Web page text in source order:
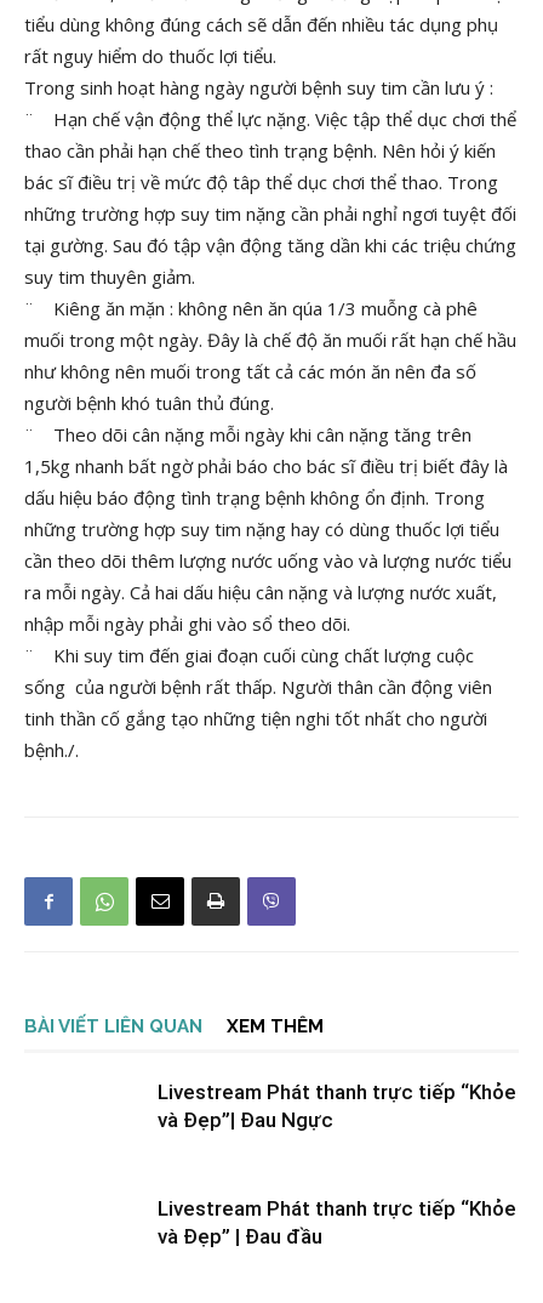
tiểu dùng không đúng cách sẽ dẫn đến nhiều tác dụng phụ
rất nguy hiểm do thuốc lợi tiểu.
Trong sinh hoạt hàng ngày người bệnh suy tim cần lưu ý :
¨ Hạn chế vận động thể lực nặng. Việc tập thể dục chơi thể
thao cần phải hạn chế theo tình trạng bệnh. Nên hỏi ý kiến
bác sĩ điều trị về mức độ tâp thể dục chơi thể thao. Trong
những trường hợp suy tim nặng cần phải nghỉ ngơi tuyệt đối
tại gường. Sau đó tập vận động tăng dần khi các triệu chứng
suy tim thuyên giảm.
¨ Kiêng ăn mặn : không nên ăn qúa 1/3 muỗng cà phê
muối trong một ngày. Đây là chế độ ăn muối rất hạn chế hầu
như không nên muối trong tất cả các món ăn nên đa số
người bệnh khó tuân thủ đúng.
¨ Theo dõi cân nặng mỗi ngày khi cân nặng tăng trên
1,5kg nhanh bất ngờ phải báo cho bác sĩ điều trị biết đây là
dấu hiệu báo động tình trạng bệnh không ổn định. Trong
những trường hợp suy tim nặng hay có dùng thuốc lợi tiểu
cần theo dõi thêm lượng nước uống vào và lượng nước tiểu
ra mỗi ngày. Cả hai dấu hiệu cân nặng và lượng nước xuất,
nhập mỗi ngày phải ghi vào sổ theo dõi.
¨ Khi suy tim đến giai đoạn cuối cùng chất lượng cuộc
sống của người bệnh rất thấp. Người thân cần động viên
tinh thần cố gắng tạo những tiện nghi tốt nhất cho người
bệnh./.
BÀI VIẾT LIÊN QUAN XEM THÊM
Livestream Phát thanh trực tiếp “Khỏe
và Đẹp”| Đau Ngực
Livestream Phát thanh trực tiếp “Khỏe
và Đẹp” | Đau đầu